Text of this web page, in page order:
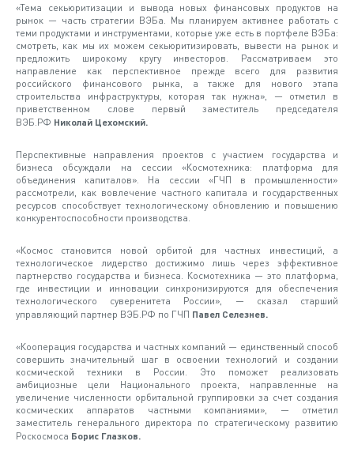
«Тема секьюритизации и вывода новых финансовых продуктов на
рынок — часть стратегии ВЭБа. Мы планируем активнее работать с
теми продуктами и инструментами, которые уже есть в портфеле ВЭБа:
смотреть, как мы их можем секьюритизировать, вывести на рынок и
предложить широкому кругу инвесторов. Рассматриваем это
направление как перспективное прежде всего для развития
российского финансового рынка, а также для нового этапа
строительства инфраструктуры, которая так нужна», — отметил в
приветственном слове первый заместитель председателя
ВЭБ.РФ Николай Цехомский.
Перспективные направления проектов с участием государства и
бизнеса обсуждали на сессии «Космотехника: платформа для
объединения капиталов». На сессии «ГЧП в промышленности»
рассмотрели, как вовлечение частного капитала и государственных
ресурсов способствует технологическому обновлению и повышению
конкурентоспособности производства.
«Космос становится новой орбитой для частных инвестиций, а
технологическое лидерство достижимо лишь через эффективное
партнерство государства и бизнеса. Космотехника — это платформа,
где инвестиции и инновации синхронизируются для обеспечения
технологического суверенитета России», — сказал старший
управляющий партнер ВЭБ.РФ по ГЧП Павел Селезнев.
«Кооперация государства и частных компаний — единственный способ
совершить значительный шаг в освоении технологий и создании
космической техники в России. Это поможет реализовать
амбициозные цели Национального проекта, направленные на
увеличение численности орбитальной группировки за счет создания
космических аппаратов частными компаниями», — отметил
заместитель генерального директора по стратегическому развитию
Роскосмоса Борис Глазков.